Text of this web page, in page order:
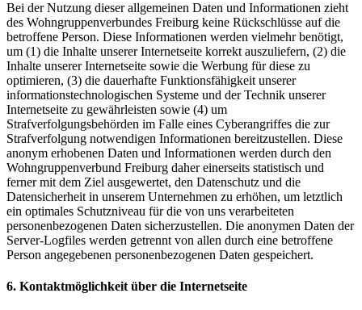
Bei der Nutzung dieser allgemeinen Daten und Informationen zieht
des Wohngruppenverbundes Freiburg keine Rückschlüsse auf die
betroffene Person. Diese Informationen werden vielmehr benötigt,
um (1) die Inhalte unserer Internetseite korrekt auszuliefern, (2) die
Inhalte unserer Internetseite sowie die Werbung für diese zu
optimieren, (3) die dauerhafte Funktionsfähigkeit unserer
informationstechnologischen Systeme und der Technik unserer
Internetseite zu gewährleisten sowie (4) um
Strafverfolgungsbehörden im Falle eines Cyberangriffes die zur
Strafverfolgung notwendigen Informationen bereitzustellen. Diese
anonym erhobenen Daten und Informationen werden durch den
Wohngruppenverbund Freiburg daher einerseits statistisch und
ferner mit dem Ziel ausgewertet, den Datenschutz und die
Datensicherheit in unserem Unternehmen zu erhöhen, um letztlich
ein optimales Schutzniveau für die von uns verarbeiteten
personenbezogenen Daten sicherzustellen. Die anonymen Daten der
Server-Logfiles werden getrennt von allen durch eine betroffene
Person angegebenen personenbezogenen Daten gespeichert.
6. Kontaktmöglichkeit über die Internetseite